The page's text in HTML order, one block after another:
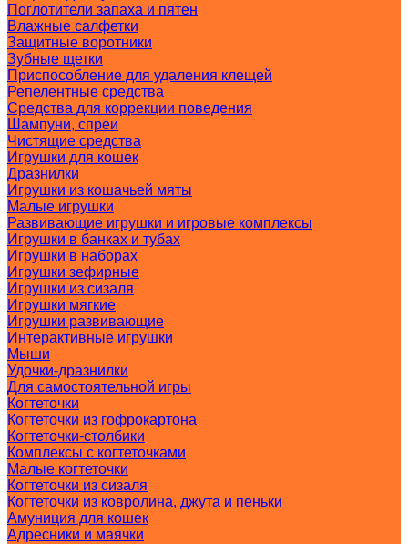
Поглотители запаха и пятен
Влажные салфетки
Защитные воротники
Зубные щетки
Приспособление для удаления клещей
Репелентные средства
Средства для коррекции поведения
Шампуни, спреи
Чистящие средства
Игрушки для кошек
Дразнилки
Игрушки из кошачьей мяты
Малые игрушки
Развивающие игрушки и игровые комплексы
Игрушки в банках и тубах
Игрушки в наборах
Игрушки зефирные
Игрушки из сизаля
Игрушки мягкие
Игрушки развивающие
Интерактивные игрушки
Мыши
Удочки-дразнилки
Для самостоятельной игры
Когтеточки
Когтеточки из гофрокартона
Когтеточки-столбики
Комплексы с когтеточками
Малые когтеточки
Когтеточки из сизаля
Когтеточки из ковролина, джута и пеньки
Амуниция для кошек
Адресники и маячки